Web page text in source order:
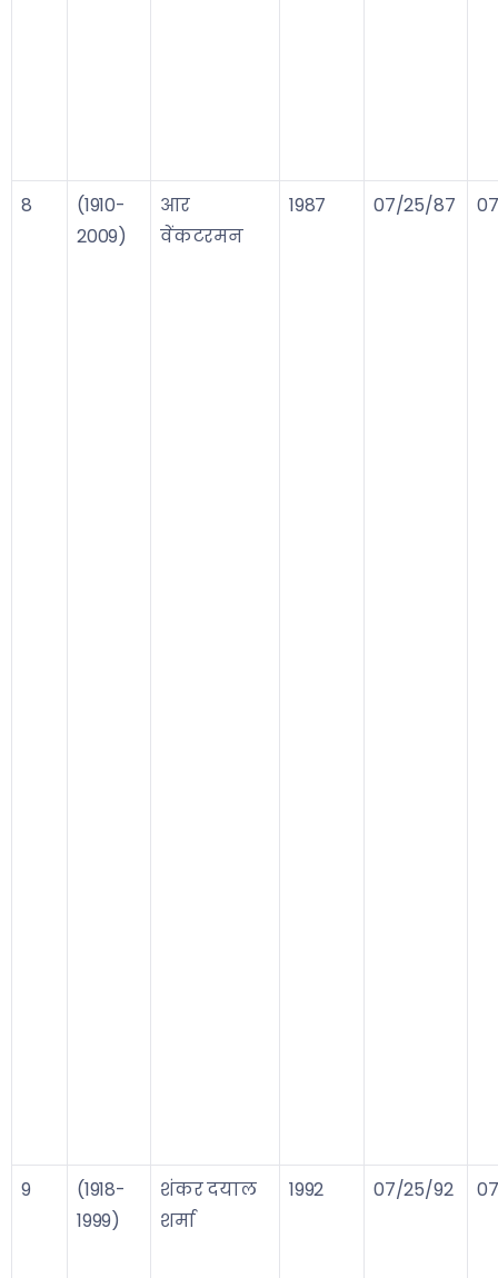
8
(1910-
2009)
आर
वेंकटरमन
1987 07/25/87
9
(1918-
1999)
शंकर दयाल
शर्मा
1992 07/25/92